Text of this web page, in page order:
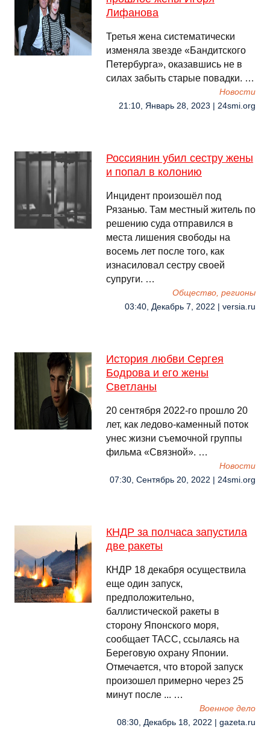
Лифанова
Третья жена систематически
изменяла звезде «Бандитского
Петербурга», оказавшись не в
силах забыть старые повадки. …
Новости
21:10, Январь 28, 2023 | 24smi.org
Россиянин убил сестру жены
и попал в колонию
Инцидент произошёл под
Рязанью. Там местный житель по
решению суда отправился в
места лишения свободы на
восемь лет после того, как
изнасиловал сестру своей
супруги. …
Общество, регионы
03:40, Декабрь 7, 2022 | versia.ru
История любви Сергея
Бодрова и его жены
Светланы
20 сентября 2022-го прошло 20
лет, как ледово-каменный поток
унес жизни съемочной группы
фильма «Связной». …
Новости
07:30, Сентябрь 20, 2022 | 24smi.org
КНДР за полчаса запустила
две ракеты
КНДР 18 декабря осуществила
еще один запуск,
предположительно,
баллистической ракеты в
сторону Японского моря,
сообщает ТАСС, ссылаясь на
Береговую охрану Японии.
Отмечается, что второй запуск
произошел примерно через 25
минут после ... …
Военное дело
08:30, Декабрь 18, 2022 | gazeta.ru